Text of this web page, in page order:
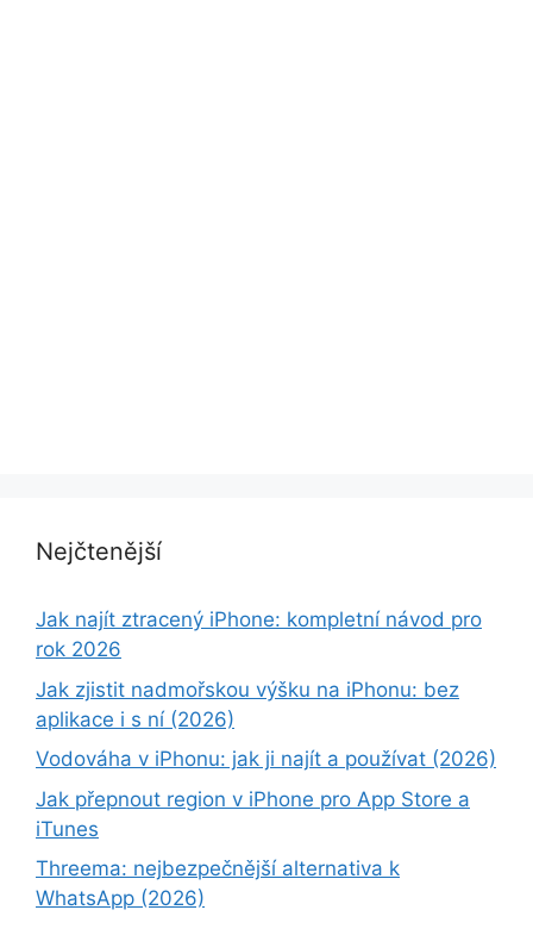
Nejčtenější
Jak najít ztracený iPhone: kompletní návod pro
rok 2026
Jak zjistit nadmořskou výšku na iPhonu: bez
aplikace i s ní (2026)
Vodováha v iPhonu: jak ji najít a používat (2026)
Jak přepnout region v iPhone pro App Store a
iTunes
Threema: nejbezpečnější alternativa k
WhatsApp (2026)